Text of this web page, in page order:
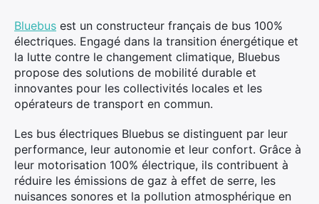
Bluebus est un constructeur français de bus 100%
électriques. Engagé dans la transition énergétique et
la lutte contre le changement climatique, Bluebus
propose des solutions de mobilité durable et
innovantes pour les collectivités locales et les
opérateurs de transport en commun.
Les bus électriques Bluebus se distinguent par leur
performance, leur autonomie et leur confort. Grâce à
leur motorisation 100% électrique, ils contribuent à
réduire les émissions de gaz à effet de serre, les
nuisances sonores et la pollution atmosphérique en